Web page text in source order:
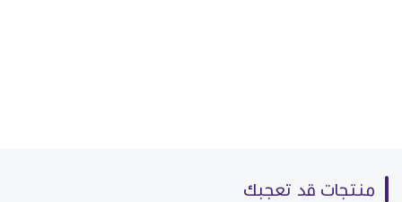
منتجات قد تعجبك